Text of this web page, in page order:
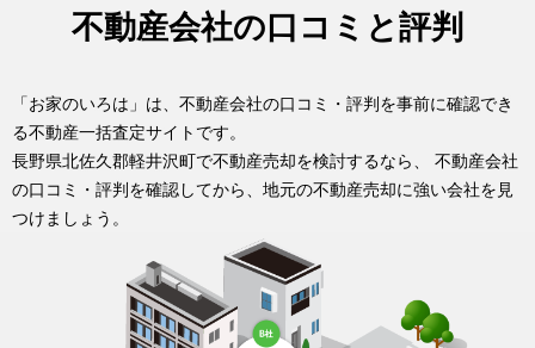
不動産会社の口コミと評判
「お家のいろは」は、不動産会社の口コミ・評判を事前に確認でき
る不動産一括査定サイトです。
長野県北佐久郡軽井沢町で不動産売却を検討するなら、 不動産会社
の口コミ・評判を確認してから、地元の不動産売却に強い会社を見
つけましょう。